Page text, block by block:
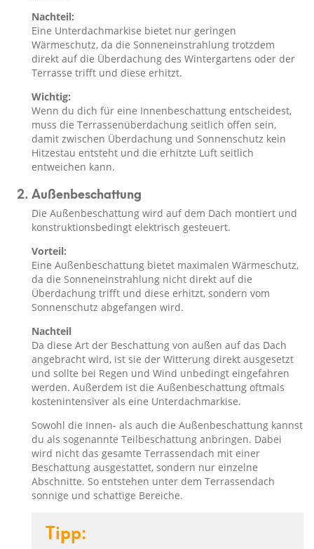
Nachteil:
Eine Unterdachmarkise bietet nur geringen
Wärmeschutz, da die Sonneneinstrahlung trotzdem
direkt auf die Überdachung des Wintergartens oder der
Terrasse trifft und diese erhitzt.
Wichtig:
Wenn du dich für eine Innenbeschattung entscheidest,
muss die Terrassenüberdachung seitlich offen sein,
damit zwischen Überdachung und Sonnenschutz kein
Hitzestau entsteht und die erhitzte Luft seitlich
entweichen kann.
Außenbeschattung
Die Außenbeschattung wird auf dem Dach montiert und
konstruktionsbedingt elektrisch gesteuert.
Vorteil:
Eine Außenbeschattung bietet maximalen Wärmeschutz,
da die Sonneneinstrahlung nicht direkt auf die
Überdachung trifft und diese erhitzt, sondern vom
Sonnenschutz abgefangen wird.
Nachteil
Da diese Art der Beschattung von außen auf das Dach
angebracht wird, ist sie der Witterung direkt ausgesetzt
und sollte bei Regen und Wind unbedingt eingefahren
werden. Außerdem ist die Außenbeschattung oftmals
kostenintensiver als eine Unterdachmarkise.
Sowohl die Innen- als auch die Außenbeschattung kannst
du als sogenannte Teilbeschattung anbringen. Dabei
wird nicht das gesamte Terrassendach mit einer
Beschattung ausgestattet, sondern nur einzelne
Abschnitte. So entstehen unter dem Terrassendach
sonnige und schattige Bereiche.
Tipp: